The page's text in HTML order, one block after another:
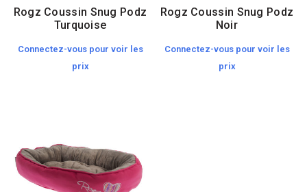
Rogz Coussin Snug Podz
Turquoise
Connectez-vous pour voir les
prix
Rogz Coussin Snug Podz
Noir
Connectez-vous pour voir les
prix